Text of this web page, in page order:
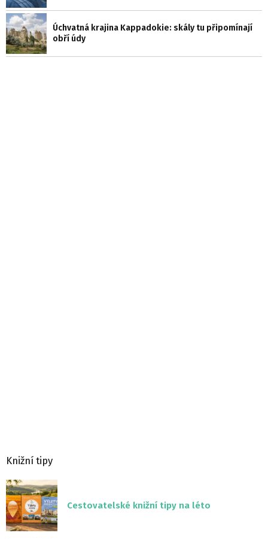
Úchvatná krajina Kappadokie: skály tu připomínají
obří údy
Knižní tipy
Cestovatelské knižní tipy na léto